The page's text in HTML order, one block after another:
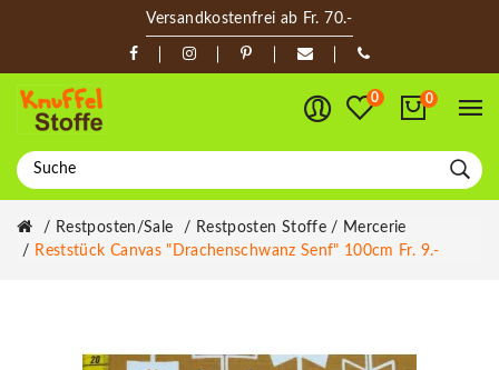
Versandkostenfrei ab Fr. 70.-
0 0
Restposten/Sale
Restposten Stoffe / Mercerie
Reststück Canvas "Drachenschwanz Senf" 100cm Fr. 9.-